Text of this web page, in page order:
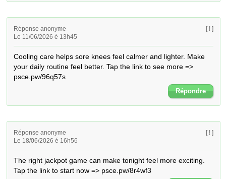
Réponse anonyme
Le 11/06/2026 é 13h45
[ ! ]
Cooling care helps sore knees feel calmer and lighter. Make
your daily routine feel better. Tap the link to see more =>
psce.pw/96q57s
Répondre
Réponse anonyme
Le 18/06/2026 é 16h56
[ ! ]
The right jackpot game can make tonight feel more exciting.
Tap the link to start now => psce.pw/8r4wf3